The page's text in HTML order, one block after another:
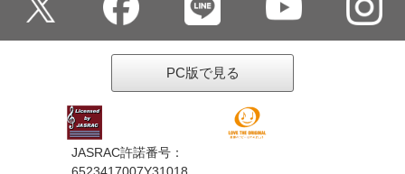
PC版で見る
JASRAC許諾番号：